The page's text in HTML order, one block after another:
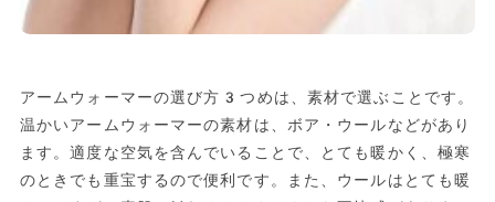
アームウォーマーの選び方3つめは、素材で選ぶことです。
温かいアームウォーマーの素材は、ボア・ウールなどがあり
ます。適度な空気を含んでいることで、とても暖かく、極寒
のときでも重宝するので便利です。また、ウールはとても暖